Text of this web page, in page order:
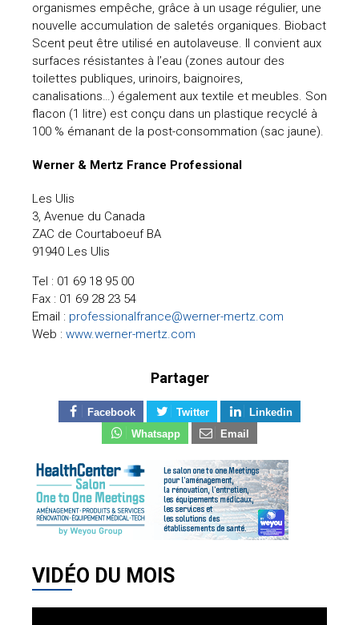
organismes empêche, grâce à un usage régulier, une
nouvelle accumulation de saletés organiques. Biobact
Scent peut être utilisé en autolaveuse. Il convient aux
surfaces résistantes à l’eau (zones autour des
toilettes publiques, urinoirs, baignoires,
canalisations…) également aux textile et meubles. Son
flacon (1 litre) est conçu dans un plastique recyclé à
100 % émanant de la post-consommation (sac jaune).
Werner & Mertz France Professional
Les Ulis
3, Avenue du Canada
ZAC de Courtaboeuf BA
91940 Les Ulis
Tel : 01 69 18 95 00
Fax : 01 69 28 23 54
Email : professionalfrance@werner-mertz.com
Web : www.werner-mertz.com
Partager
Facebook Twitter
Linkedin
Whatsapp
Email
VIDÉO DU MOIS